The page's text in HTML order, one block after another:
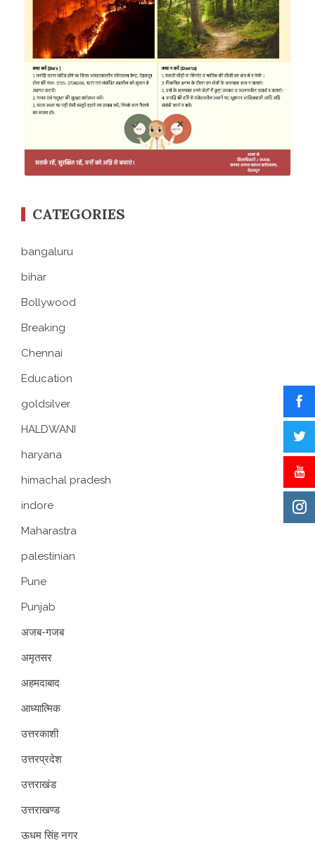
CATEGORIES
bangaluru
bihar
Bollywood
Breaking
Chennai
Education
goldsilver
HALDWANI
haryana
himachal pradesh
indore
Maharastra
palestinian
Pune
Punjab
अजब-गजब
अमृतसर
अहमदाबाद
आध्यात्मिक
उत्तरकाशी
उत्तरप्रदेश
उत्तराखंड
उत्तराखण्ड
ऊधम सिंह नगर